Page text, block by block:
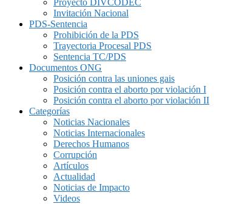
Proyecto DIVCODEC
Invitación Nacional
PDS-Sentencia
Prohibición de la PDS
Trayectoria Procesal PDS
Sentencia TC/PDS
Documentos ONG
Posición contra las uniones gais
Posición contra el aborto por violación I
Posición contra el aborto por violación II
Categorías
Noticias Nacionales
Noticias Internacionales
Derechos Humanos
Corrupción
Artículos
Actualidad
Noticias de Impacto
Videos